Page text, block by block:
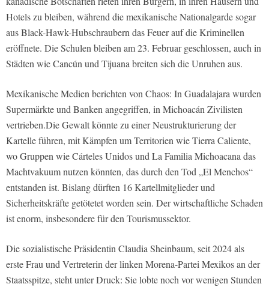
Hotels zu bleiben, während die mexikanische Nationalgarde sogar
aus Black-Hawk-Hubschraubern das Feuer auf die Kriminellen
eröffnete. Die Schulen bleiben am 23. Februar geschlossen, auch in
Städten wie Cancún und Tijuana breiten sich die Unruhen aus.
Mexikanische Medien berichten von Chaos: In Guadalajara wurden
Supermärkte und Banken angegriffen, in Michoacán Zivilisten
vertrieben.Die Gewalt könnte zu einer Neustrukturierung der
Kartelle führen, mit Kämpfen um Territorien wie Tierra Caliente,
wo Gruppen wie Cárteles Unidos und La Familia Michoacana das
Machtvakuum nutzen könnten, das durch den Tod „El Menchos“
entstanden ist. Bislang dürften 16 Kartellmitglieder und
Sicherheitskräfte getötetet worden sein. Der wirtschaftliche Schaden
ist enorm, insbesondere für den Tourismussektor.
Die sozialistische Präsidentin Claudia Sheinbaum, seit 2024 als
erste Frau und Vertreterin der linken Morena-Partei Mexikos an der
Staatsspitze, steht unter Druck: Sie lobte noch vor wenigen Stunden